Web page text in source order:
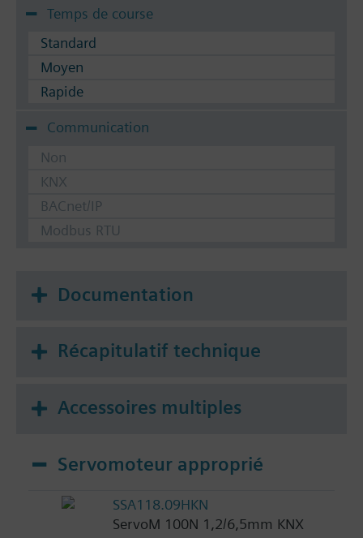
Temps de course
Standard
Moyen
Rapide
Communication
Non
KNX
BACnet/IP
Modbus RTU
Documentation
Récapitulatif technique
Accessoires multiples
Servomoteur approprié
SSA118.09HKN
ServoM 100N 1,2/6,5mm KNX